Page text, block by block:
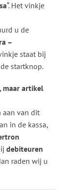
“. Het vinkje
u de
–
staat bij
startknop.
maar artikel
aan van dit
in de kassa,
debiteuren
raden wij u